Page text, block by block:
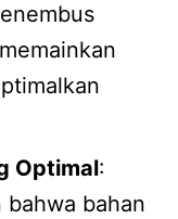
Optimal:
bahan